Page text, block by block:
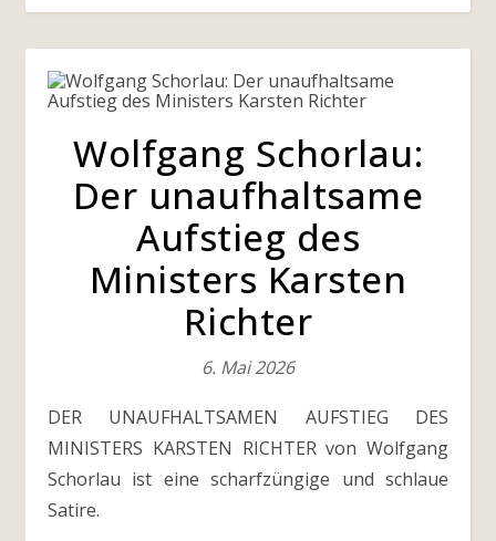
Wolfgang Schorlau:
Der unaufhaltsame
Aufstieg des
Ministers Karsten
Richter
6. Mai 2026
DER UNAUFHALTSAMEN AUFSTIEG DES
MINISTERS KARSTEN RICHTER von Wolfgang
Schorlau ist eine scharfzüngige und schlaue
Satire.